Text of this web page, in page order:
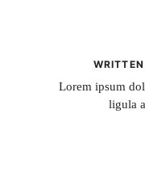
Lorem ipsum
ligula